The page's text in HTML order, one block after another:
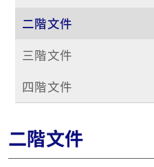
二階文件
三階文件
四階文件
二階文件